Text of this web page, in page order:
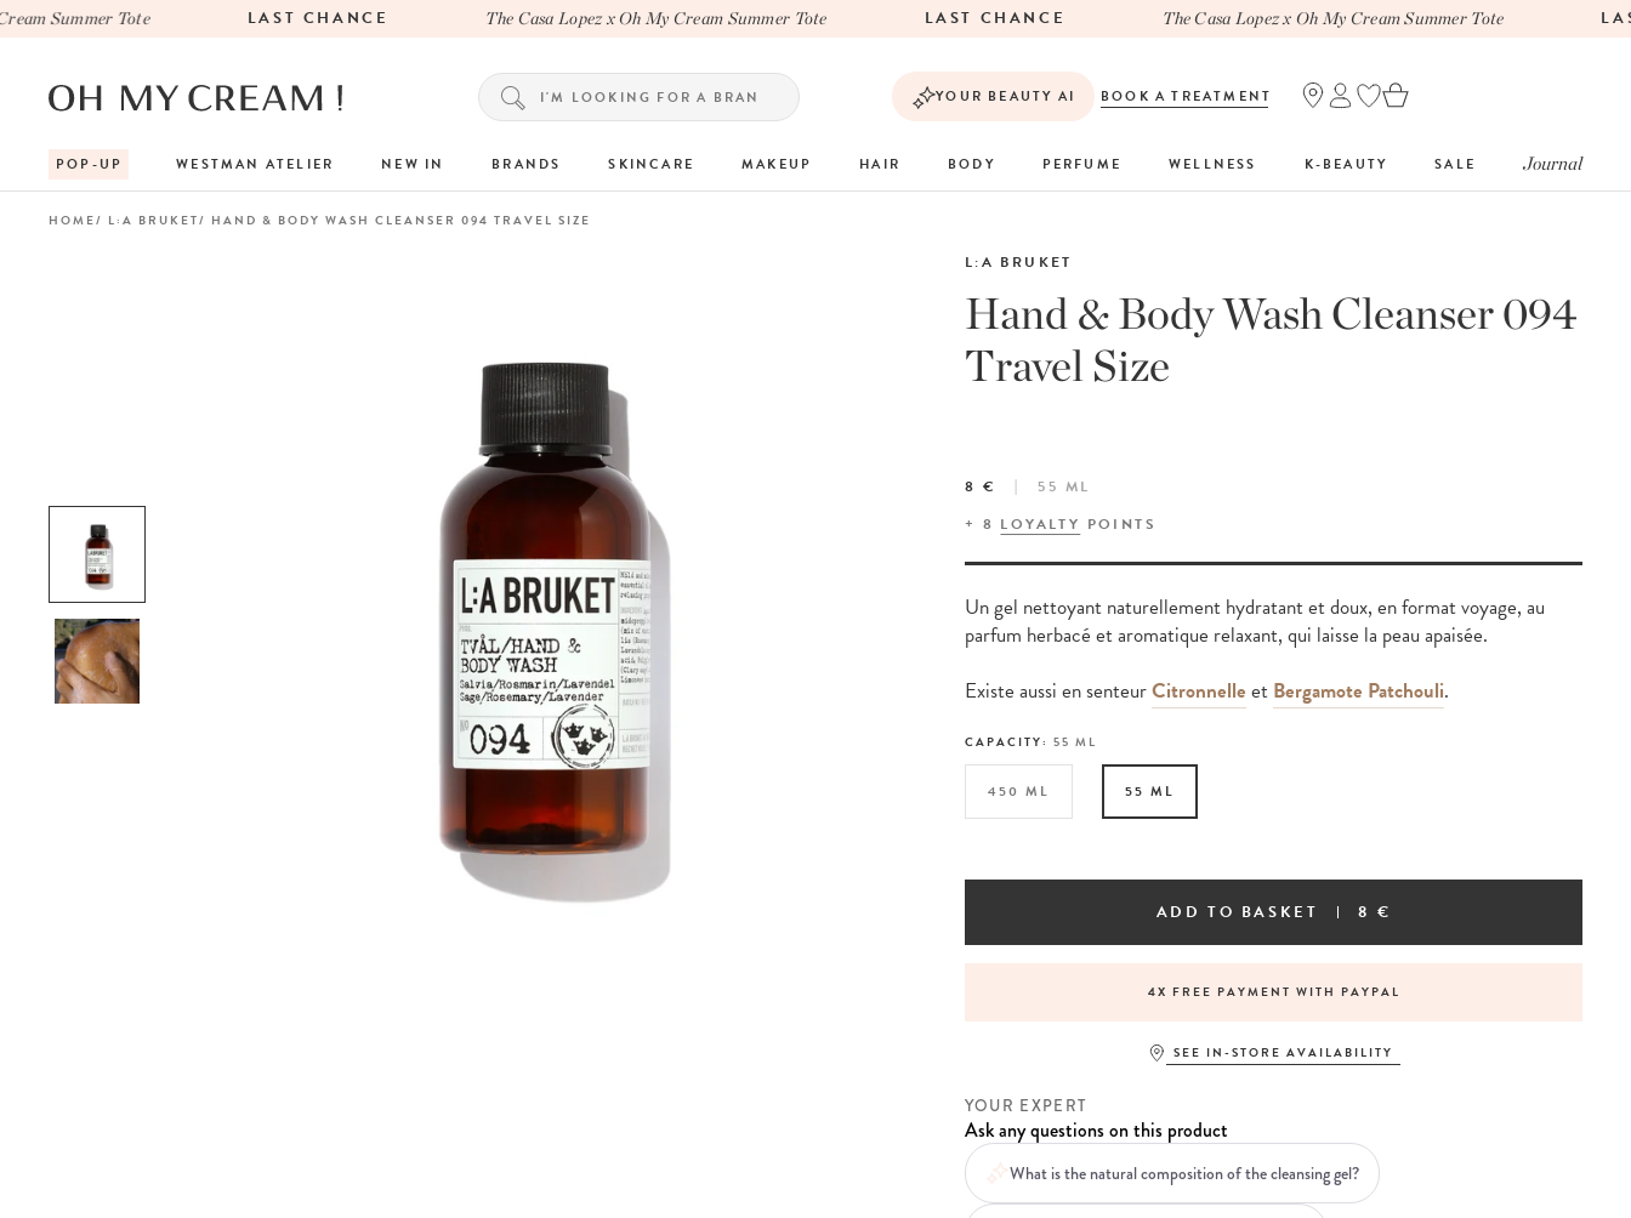
Summer Tote LAST CHANCE The Casa Lopez x Oh My Cream Summer Tote LAST CHANCE The Casa Lopez x Oh My Cream Summer Tote
YOUR BEAUTY AI BOOK A TREATMENT
POP-UP WESTMAN ATELIER NEW IN BRANDS SKINCARE MAKEUP HAIR BODY PERFUME WELLNESS K-BEAUTY SALE Journal
HOME L:A BRUKET HAND & BODY WASH CLEANSER 094 TRAVEL SIZE
Hand & Body Wash Cleanser 094
Travel Size
L:A BRUKET
8 €
55 ML
+ 8 LOYALTY POINTS
Un gel nettoyant naturellement hydratant et doux, en format voyage, au
parfum herbacé et aromatique relaxant, qui laisse la peau apaisée.
Existe aussi en senteurCitronnelle et Bergamote Patchouli.
CAPACITY: 55 ML
450 ML 55 ML
ADD TO BASKET 8 €
4X FREE PAYMENT WITH PAYPAL
SEE IN-STORE AVAILABILITY
YOUR EXPERT
Ask any questions on this product
What is the natural composition of the cleansing gel?